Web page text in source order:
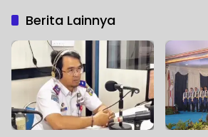
Berita Lainnya